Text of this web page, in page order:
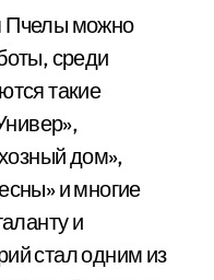
Пчелы можно
среди
такие
дом»,
и многие
и
стал одним из